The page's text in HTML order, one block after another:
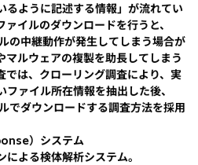
るように記述する情報」が流れてい
イルのダウンロードを行うと、
の中継動作が発生してしまう場合が
マルウェアの複製を助長してしまう
では、クローリング調査により、実
ァイル所在情報を抽出した後、
ダウンロードする調査方法を採用
）システム
よる検体解析システム。